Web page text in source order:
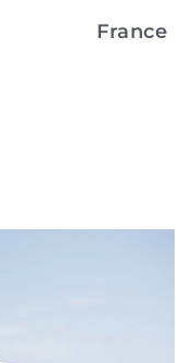
France